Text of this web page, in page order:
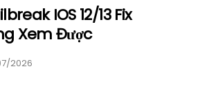
IOS 12/13 Fix
Xem Được
2026